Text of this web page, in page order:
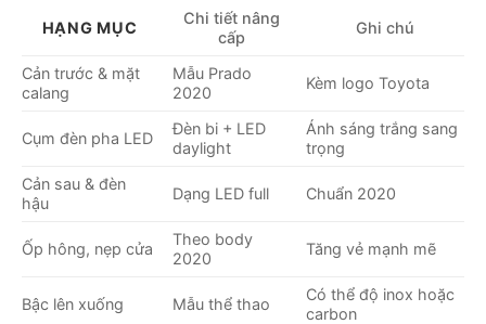
HẠNG MỤC
Chi tiết nâng
cấp
Ghi chú
Cản trước & mặt
calang
Mẫu Prado
2020
Kèm logo Toyota
Cụm đèn pha LED
Đèn bi + LED
daylight
Ánh sáng trắng sang
trọng
Cản sau & đèn
hậu
Dạng LED full Chuẩn 2020
Ốp hông, nẹp cửa
Theo body
2020
Tăng vẻ mạnh mẽ
Bậc lên xuống Mẫu thể thao
Có thể độ inox hoặc
carbon